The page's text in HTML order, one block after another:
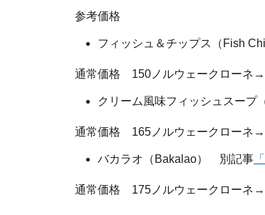
参考価格
フィッシュ＆チップス（Fish
通常価格 150ノルウェークローネ
クリーム風味フィッシュスープ
通常価格 165ノルウェークローネ
バカラオ（Bakalao） 別記事
通常価格 175ノルウェークローネ